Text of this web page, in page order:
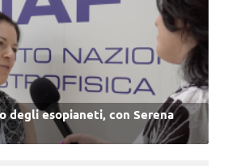
degli esopianeti, con Serena